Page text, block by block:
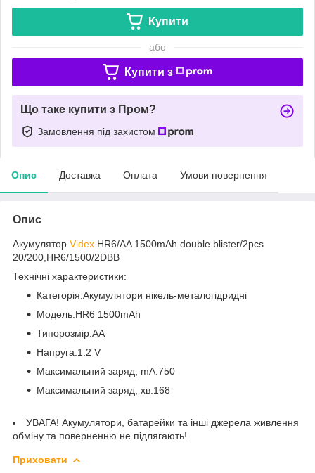
Купити
або
Купити з
Що таке купити з Пром?
Замовлення під захистом
Опис Доставка Оплата Умови повернення
Опис
Акумулятор Videx HR6/AA 1500mAh double blister/2pcs
20/200,HR6/1500/2DBB
Технічні характеристики:
Категорія:Акумулятори нікель-металогідридні
Модель:HR6 1500mAh
Типорозмір:AA
Напруга:1.2 V
Максимальний заряд, mA:750
Максимальний заряд, хв:168
УВАГА! Акумулятори, батарейки та інші джерела живлення
обміну та поверненню не підлягають!
Приховати